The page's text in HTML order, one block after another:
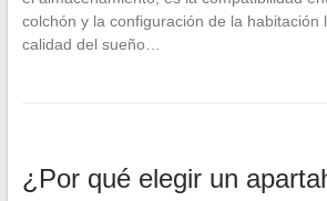
colchón y la configuración de la habitación
calidad del sueño…
¿Por qué elegir un